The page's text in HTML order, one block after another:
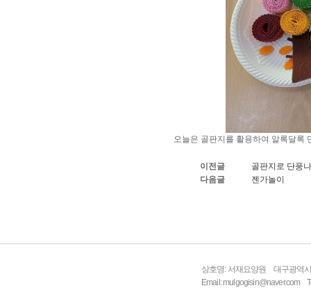
오늘은 골판지를 활용하여 알록달록
이전글
골판지로 단풍
다음글
젠가놀이
상호명: 서재요양원
대구광역
Email: mulgogisin@naver.com